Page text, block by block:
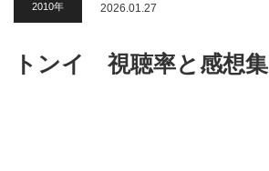
2010年 2026.01.27
トンイ 視聴率と感想集